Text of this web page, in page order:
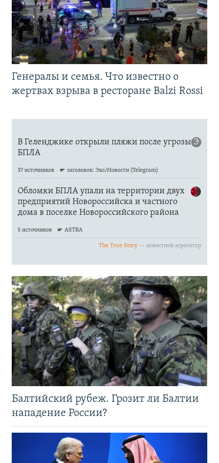
Генералы и семья. Что известно о
жертвах взрыва в ресторане Balzi Rossi
Балтийский рубеж. Грозит ли Балтии
нападение России?